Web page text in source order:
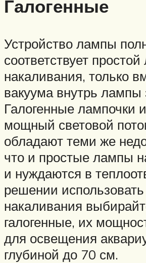
Галогенные
Устройство лампы
соответствует
накаливания, только
вакуума внутрь лампы
Галогенные лампочки
мощный световой
обладают теми же
что и простые лампы
и нуждаются в
решении
накаливания
галогенные, их
для освещения
глубиной до 70 см.